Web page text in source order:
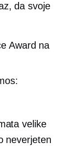
da svoje
Award na
velike
neverjeten